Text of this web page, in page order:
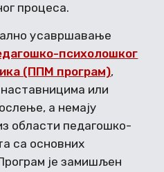
процеса.
усавршавање
психолошког
(ППМ програм),
или
а немају
области педагошко-
са основних
је замишљен